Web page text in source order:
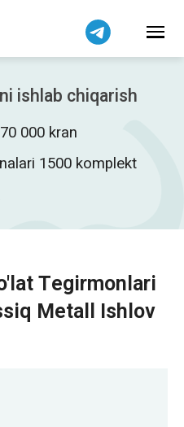
ishlab chiqarish
000 kran
1500 komplekt
Tegirmonlari
Metall Ishlov